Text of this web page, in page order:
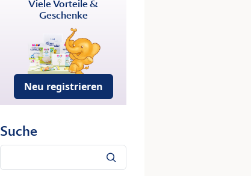
Viele Vorteile &
Geschenke
Neu registrieren
Suche